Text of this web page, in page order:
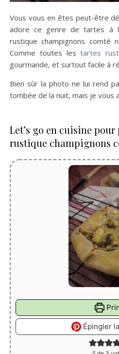
Vous vous en êtes peut-être déjà rendus compte mais on
adore ce genre de tartes à
rustique champignons comté
Comme toutes lestartes
gourmande, et surtout facile à
Bien sûr la photo ne lui rend
tombée de la nuit, mais je vous
Let’s go en cuisine
rustique champignons
Épingler